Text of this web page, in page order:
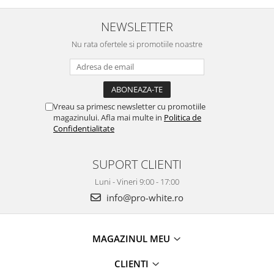
NEWSLETTER
Nu rata ofertele si promotiile noastre
Vreau sa primesc newsletter cu promotiile
magazinului. Afla mai multe in Politica de
Confidentialitate
SUPORT CLIENTI
Luni - Vineri 9:00 - 17:00
info@pro-white.ro
MAGAZINUL MEU
CLIENTI